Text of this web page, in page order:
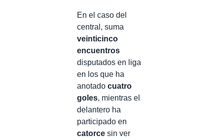
En el caso del
central, suma
veinticinco
encuentros
disputados en liga
en los que ha
anotado cuatro
goles, mientras el
delantero ha
participado en
catorce sin ver